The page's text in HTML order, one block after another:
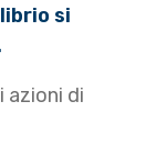
si
azioni di